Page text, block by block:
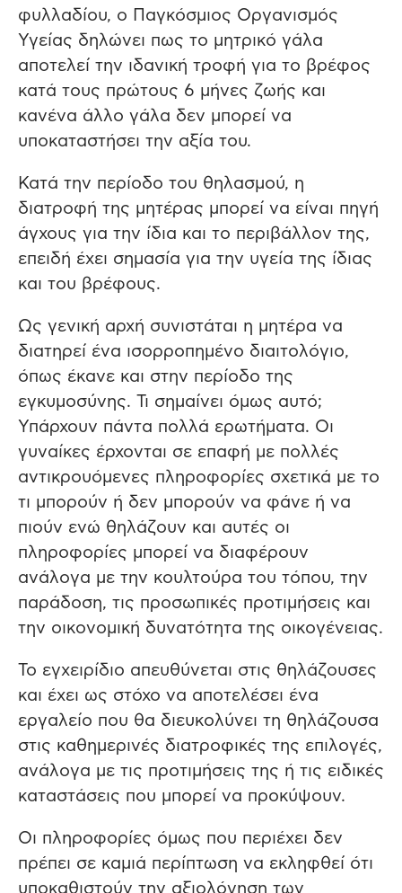
φυλλαδίου, ο Παγκόσμιος Οργανισμός
Υγείας δηλώνει πως το μητρικό γάλα
αποτελεί την ιδανική τροφή για το βρέφος
κατά τους πρώτους 6 μήνες ζωής και
κανένα άλλο γάλα δεν μπορεί να
υποκαταστήσει την αξία του.
Κατά την περίοδο του θηλασμού, η
διατροφή της μητέρας μπορεί να είναι πηγή
άγχους για την ίδια και το περιβάλλον της,
επειδή έχει σημασία για την υγεία της ίδιας
και του βρέφους.
Ως γενική αρχή συνιστάται η μητέρα να
διατηρεί ένα ισορροπημένο διαιτολόγιο,
όπως έκανε και στην περίοδο της
εγκυμοσύνης. Τι σημαίνει όμως αυτό;
Υπάρχουν πάντα πολλά ερωτήματα. Οι
γυναίκες έρχονται σε επαφή με πολλές
αντικρουόμενες πληροφορίες σχετικά με το
τι μπορούν ή δεν μπορούν να φάνε ή να
πιούν ενώ θηλάζουν και αυτές οι
πληροφορίες μπορεί να διαφέρουν
ανάλογα με την κουλτούρα του τόπου, την
παράδοση, τις προσωπικές προτιμήσεις και
την οικονομική δυνατότητα της οικογένειας.
Το εγχειρίδιο απευθύνεται στις θηλάζουσες
και έχει ως στόχο να αποτελέσει ένα
εργαλείο που θα διευκολύνει τη θηλάζουσα
στις καθημερινές διατροφικές της επιλογές,
ανάλογα με τις προτιμήσεις της ή τις ειδικές
καταστάσεις που μπορεί να προκύψουν.
Οι πληροφορίες όμως που περιέχει δεν
πρέπει σε καμιά περίπτωση να εκληφθεί ότι
υποκαθιστούν την αξιολόγηση των